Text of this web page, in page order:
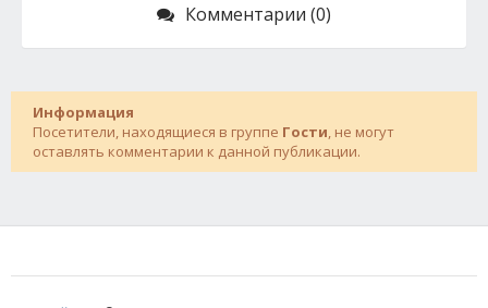
Комментарии (0)
Информация
Посетители, находящиеся в группе Гости , не могут
оставлять комментарии к данной публикации.